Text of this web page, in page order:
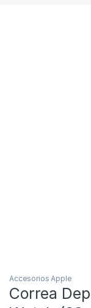
Accesorios Apple
Correa